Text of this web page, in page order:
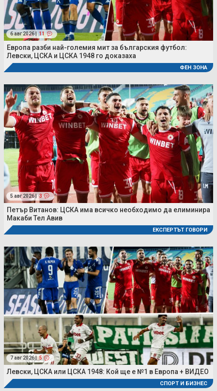
6 авг 2026 | 11
Европа разби най-големия мит за българския футбол:
Левски, ЦСКА и ЦСКА 1948 го доказаха
ФЕН ЗОНА
5 авг 2026 | 3
Петър Витанов: ЦСКА има всичко необходимо да елиминира
Макаби Тел Авив
ЕКСПЕРТЪТ ГОВОРИ
7 авг 2026 | 5
Левски, ЦСКА или ЦСКА 1948: Кой ще е №1 в Европа + ВИДЕО
СПОРТ И БИЗНЕС